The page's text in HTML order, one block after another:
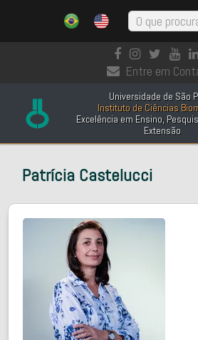
Entre em
Universidade de São
Instituto de Ciências
Excelência em Ensino,
Extensão
Patrícia Castelucci